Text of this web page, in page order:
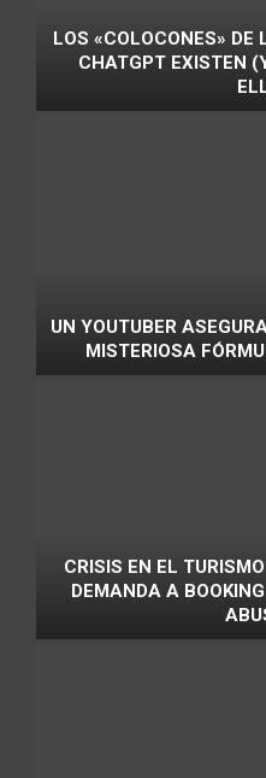
LOS «COLOCONES»
CHATGPT EXISTEN
UN YOUTUBER
MISTERIOSA
CRISIS EN EL
DEMANDA A